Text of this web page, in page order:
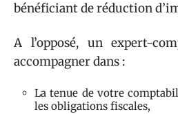
bénéficiant de réduction
A l’opposé, un expert-
accompagner dans :
La tenue de votre
les obligations fiscales,